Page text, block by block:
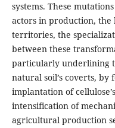
systems. These
actors in production,
territories, the
between these
particularly underlining
natural soil’s coverts,
implantation of
intensification of
agricultural production